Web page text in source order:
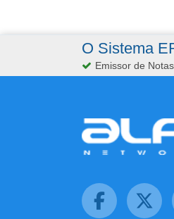
O Sistema
Emissor de